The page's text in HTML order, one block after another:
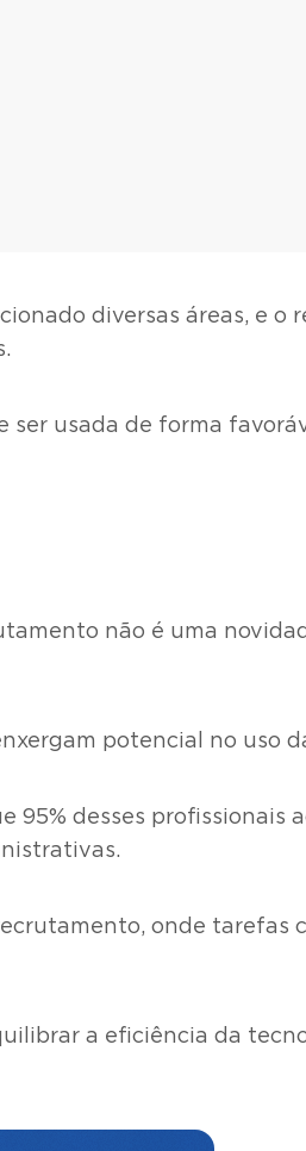
diversas áreas, e o
usada de forma
não é uma
potencial no uso
desses profissionais
onde tarefas
a eficiência da